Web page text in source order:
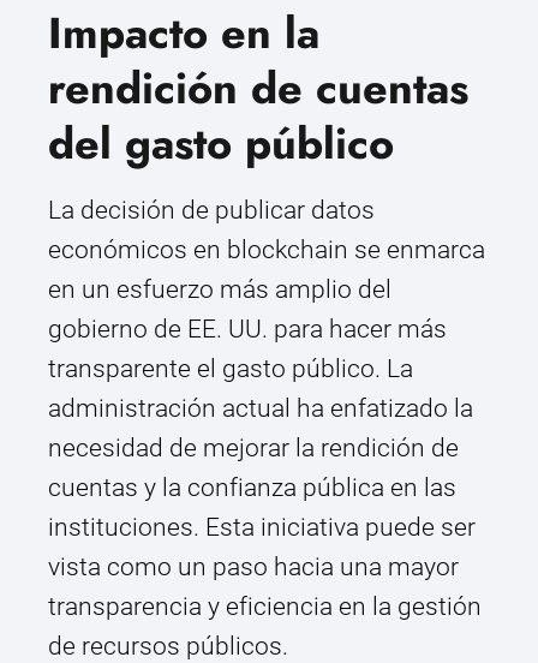
Impacto en la
rendición de cuentas
del gasto público
La decisión de publicar datos
económicos en blockchain se enmarca
en un esfuerzo más amplio del
gobierno de EE. UU. para hacer más
transparente el gasto público. La
administración actual ha enfatizado la
necesidad de mejorar la rendición de
cuentas y la confianza pública en las
instituciones. Esta iniciativa puede ser
vista como un paso hacia una mayor
transparencia y eficiencia en la gestión
de recursos públicos.